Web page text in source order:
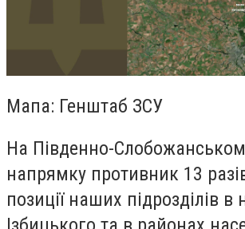
Мапа: Генштаб ЗСУ
На Південно-
напрямку противник 13
позиції наших підрозділів